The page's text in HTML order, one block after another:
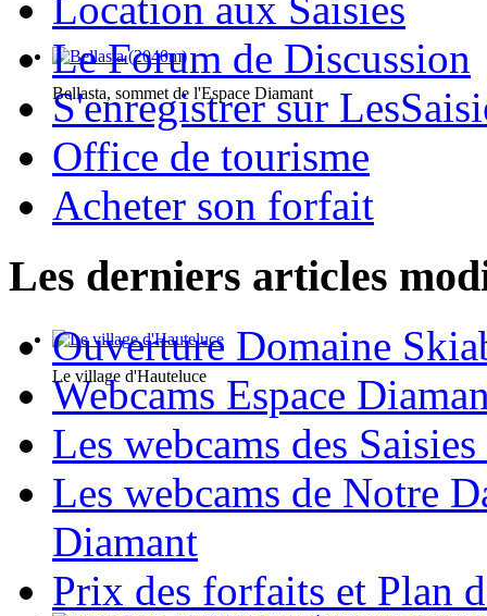
Bellasta, sommet de l'Espace Diamant
Le village d'Hauteluce
Le Forum de Discussion
S'enregistrer sur
Office de tourisme
Acheter son forfait
Les derniers articles
Ouverture Domaine
Webcams Espace
Les webcams des
Les webcams de Notre
Diamant
Prix des forfaits et Plan